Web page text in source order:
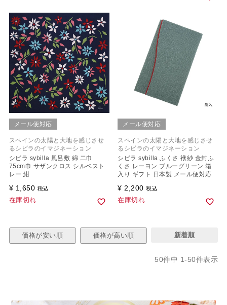
メール便対応
スペインの太陽と大地を感じさせ
るシビラのイマジネーション
シビラ sybilla 風呂敷 綿 二巾
75cm巾 サザンクロス シルベスト
レー 紺
¥ 1,650 税込
在庫切れ
メール便対応
スペインの太陽と大地を感じさせ
るシビラのイマジネーション
シビラ sybilla ふくさ 袱紗 金封ふ
くさ レーヨン ブルーグリーン 箱
入り ギフト 日本製 メール便対応
¥ 2,200 税込
在庫切れ
価格が安い順 価格が高い順 新着順
50件中 1-50件表示